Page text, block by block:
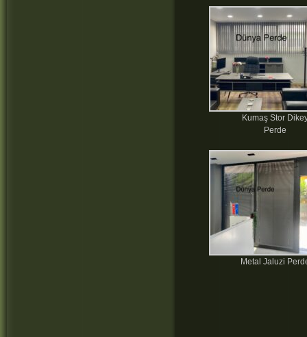
Kumaş Stor
Perde
Metal Jaluzi